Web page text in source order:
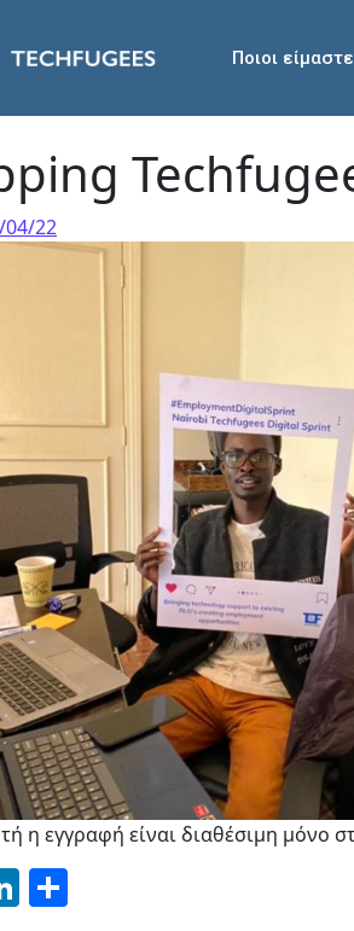
Ποιοι είμαστε
04/22
η εγγραφή είναι διαθέσιμη μόνο
LinkedIn